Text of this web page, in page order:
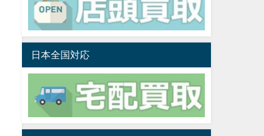
日本全国対応